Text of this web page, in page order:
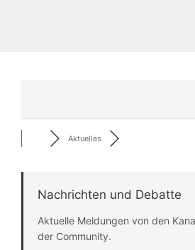
Aktuelles
Nachrichten und Debatte
Aktuelle Meldungen von den
der Community.